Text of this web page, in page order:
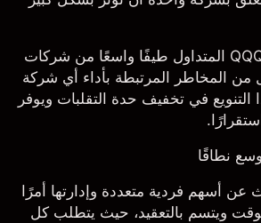
ولكن، يضم صندوق QQQ المتداول طيفًا واسعًا من شركات
من المخاطر المرتبطة بأداء أي شركة
التنويع في تخفيف حدة التقلبات ويوفر
نطاقًا
عن أسهم فردية متعددة وإدارتها أمرًا
ويتسم بالتعقيد، حيث يتطلب كل